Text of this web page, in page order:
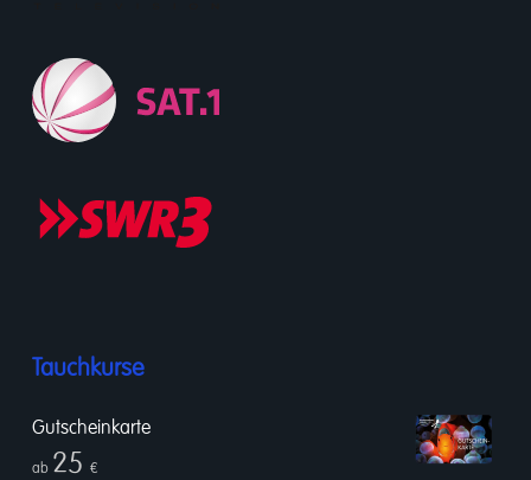
Tauchkurse
Gutscheinkarte
ab 25 €